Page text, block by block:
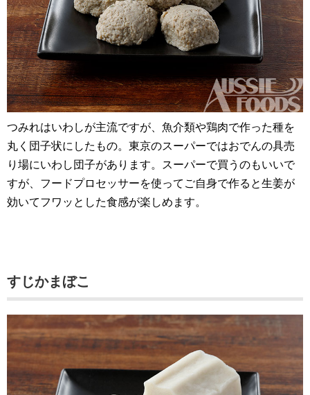
つみれはいわしが主流ですが、魚介類や鶏肉で作った種を
丸く団子状にしたもの。東京のスーパーではおでんの具売
り場にいわし団子があります。スーパーで買うのもいいで
すが、フードプロセッサーを使ってご自身で作ると生姜が
効いてフワッとした食感が楽しめます。
すじかまぼこ